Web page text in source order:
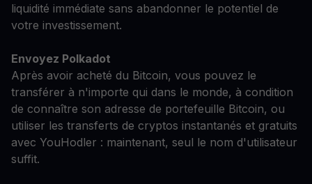
liquidité immédiate sans abandonner le potentiel de
votre investissement.
Envoyez Polkadot
Après avoir acheté du Bitcoin, vous pouvez le
transférer à n'importe qui dans le monde, à condition
de connaître son adresse de portefeuille Bitcoin, ou
utiliser les transferts de cryptos instantanés et gratuits
avec YouHodler : maintenant, seul le nom d'utilisateur
suffit.